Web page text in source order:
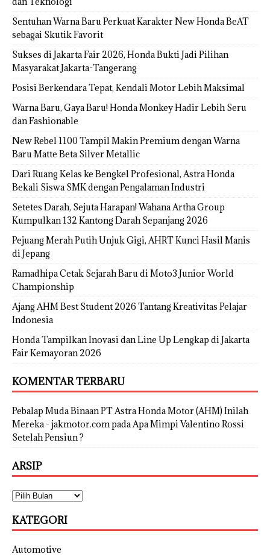
Sentuhan Warna Baru Perkuat Karakter New Honda BeAT
sebagai Skutik Favorit
Sukses di Jakarta Fair 2026, Honda Bukti Jadi Pilihan
Masyarakat Jakarta-Tangerang
Posisi Berkendara Tepat, Kendali Motor Lebih Maksimal
Warna Baru, Gaya Baru! Honda Monkey Hadir Lebih Seru
dan Fashionable
New Rebel 1100 Tampil Makin Premium dengan Warna
Baru Matte Beta Silver Metallic
Dari Ruang Kelas ke Bengkel Profesional, Astra Honda
Bekali Siswa SMK dengan Pengalaman Industri
Setetes Darah, Sejuta Harapan! Wahana Artha Group
Kumpulkan 132 Kantong Darah Sepanjang 2026
Pejuang Merah Putih Unjuk Gigi, AHRT Kunci Hasil Manis
di Jepang
Ramadhipa Cetak Sejarah Baru di Moto3 Junior World
Championship
Ajang AHM Best Student 2026 Tantang Kreativitas Pelajar
Indonesia
Honda Tampilkan Inovasi dan Line Up Lengkap di Jakarta
Fair Kemayoran 2026
KOMENTAR TERBARU
Pebalap Muda Binaan PT Astra Honda Motor (AHM) Inilah
Mereka - jakmotor.compadaApa Mimpi Valentino Rossi
Setelah Pensiun ?
ARSIP
KATEGORI
Automotive